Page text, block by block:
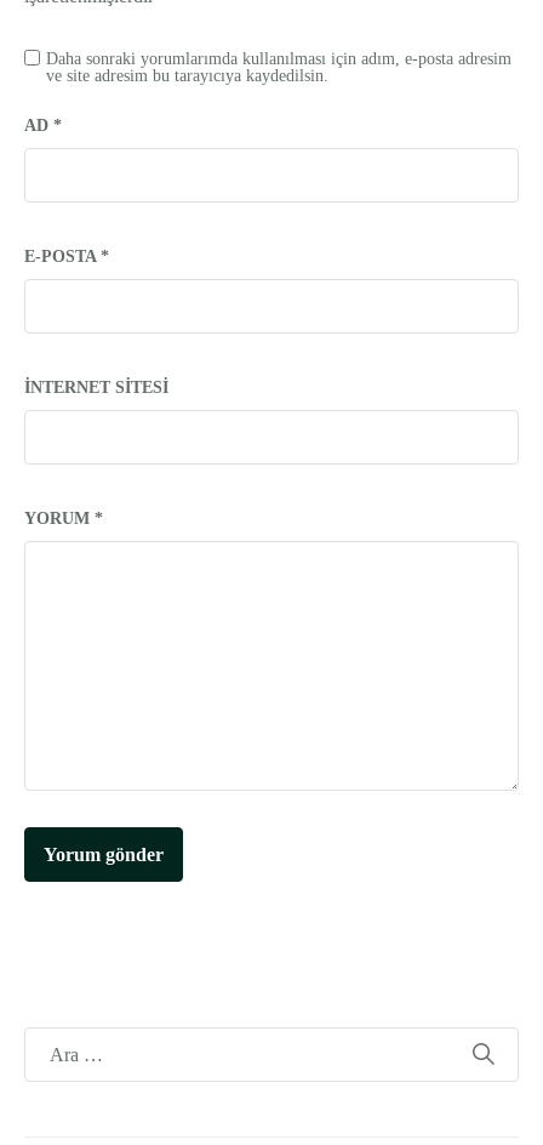
YORUM *
AD *
E-POSTA *
İNTERNET SITESI
Daha sonraki yorumlarımda kullanılması için adım, e-posta adresim
ve site adresim bu tarayıcıya kaydedilsin.